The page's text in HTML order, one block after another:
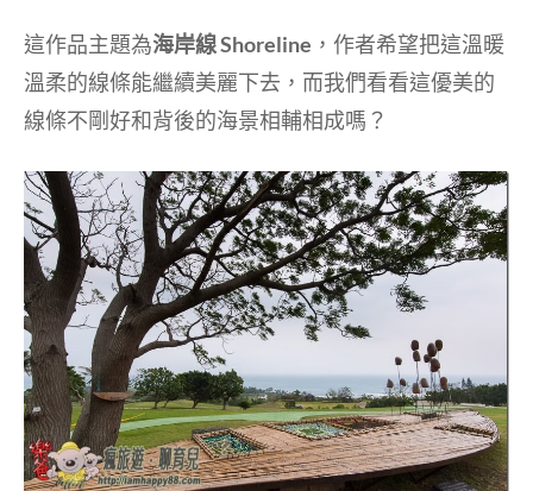
這作品主題為海岸線 Shoreline ，作者希望把這溫暖
溫柔的線條能繼續美麗下去，而我們看看這優美的
線條不剛好和背後的海景相輔相成嗎？